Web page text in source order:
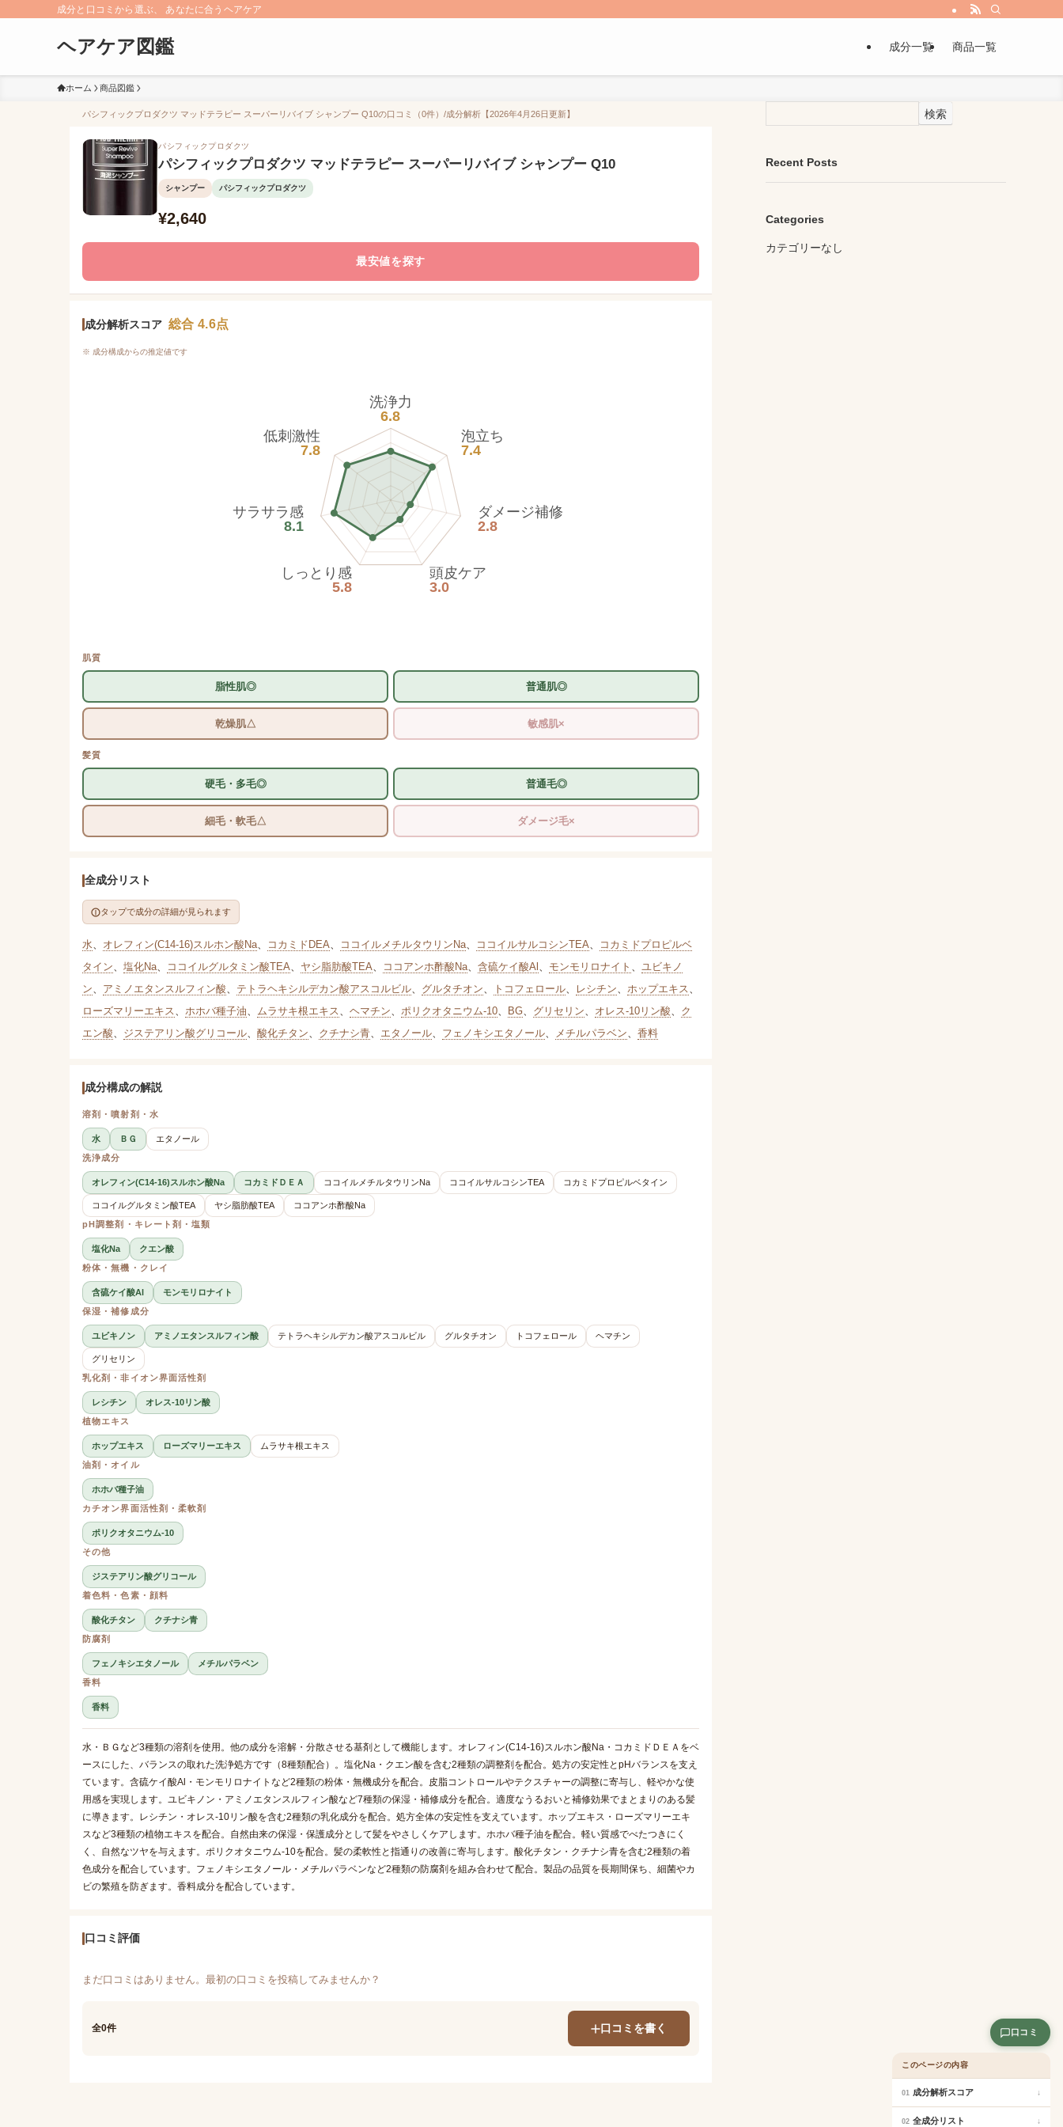
成分と口コミから選ぶ、 あなたに合うヘアケア
ヘアケア図鑑 成分一覧 商品一覧
ホーム 商品図鑑
パシフィックプロダクツ マッドテラピー スーパーリバイブ シャンプー Q10の口コミ（0件）/成分解析【2026年4月26日更新】
パシフィックプロダクツ
パシフィックプロダクツ マッドテラピー スーパーリバイブ シャンプー Q10
シャンプー パシフィックプロダクツ
¥2,640
最安値を探す
成分解析スコア 総合 4.6点
※ 成分構成からの推定値です
洗浄力
6.8
泡立ち
7.4
ダメージ補修
2.8
頭皮ケア
3.0
しっとり感
5.8
サラサラ感
8.1
低刺激性
7.8
肌質
脂性肌◎ 普通肌◎
乾燥肌△ 敏感肌×
髪質
硬毛・多毛◎ 普通毛◎
細毛・軟毛△ ダメージ毛×
全成分リスト
タップで成分の詳細が見られます
水、 オレフィン(C14-16)スルホン酸Na、 コカミドDEA、 ココイルメチルタウリンNa、 ココイルサルコシンTEA、
コカミドプロピルベ
タイン、 塩化Na、 ココイルグルタミン酸TEA、 ヤシ脂肪酸TEA、 ココアンホ酢酸Na、 含硫ケイ酸Al 、 モンモリロナイト 、 ユビキノ
ン、 アミノエタンスルフィン酸、 テトラヘキシルデカン酸アスコルビル、 グルタチオン、 トコフェロール、 レシチン、 ホップエキス、
ローズマリーエキス、 ホホバ種子油、 ムラサキ根エキス、 ヘマチン、 ポリクオタニウム-10、 BG、 グリセリン、 オレス-10リン酸、 ク
エン酸、 ジステアリン酸グリコール、 酸化チタン、 クチナシ青、 エタノール、 フェノキシエタノール、 メチルパラベン、 香料
成分構成の解説
溶剤・噴射剤・水
水 ＢＧ
エタノール
洗浄成分
オレフィン(C14-16)スルホン酸Na コカミドＤＥＡ ココイルメチルタウリンNa ココイルサルコシンTEA コカミドプロピルベタイン
ココイルグルタミン酸TEA ヤシ脂肪酸TEA
ココアンホ酢酸Na
pH調整剤・キレート剤・塩類
塩化Na
クエン酸
粉体・無機・クレイ
含硫ケイ酸Al
モンモリロナイト
保湿・補修成分
ユビキノン アミノエタンスルフィン酸 テトラヘキシルデカン酸アスコルビル グルタチオン トコフェロール ヘマチン
グリセリン
乳化剤・非イオン界面活性剤
レシチン
オレス-10リン酸
植物エキス
ホップエキス ローズマリーエキス
ムラサキ根エキス
油剤・オイル
ホホバ種子油
カチオン界面活性剤・柔軟剤
ポリクオタニウム-10
その他
ジステアリン酸グリコール
着色料・色素・顔料
酸化チタン
クチナシ青
防腐剤
フェノキシエタノール
メチルパラベン
香料
香料
水・ＢＧなど3種類の溶剤を使用。他の成分を溶解・分散させる基剤として機能します。オレフィン(C14-16)スルホン酸Na・コカミドＤＥＡをベ
ースにした、バランスの取れた洗浄処方です（8種類配合）。塩化Na・クエン酸を含む2種類の調整剤を配合。処方の安定性とpHバランスを支え
ています。含硫ケイ酸Al・モンモリロナイトなど2種類の粉体・無機成分を配合。皮脂コントロールやテクスチャーの調整に寄与し、軽やかな使
用感を実現します。ユビキノン・アミノエタンスルフィン酸など7種類の保湿・補修成分を配合。適度なうるおいと補修効果でまとまりのある髪
に導きます。レシチン・オレス-10リン酸を含む2種類の乳化成分を配合。処方全体の安定性を支えています。ホップエキス・ローズマリーエキ
スなど3種類の植物エキスを配合。自然由来の保湿・保護成分として髪をやさしくケアします。ホホバ種子油を配合。軽い質感でべたつきにく
く、自然なツヤを与えます。ポリクオタニウム-10を配合。髪の柔軟性と指通りの改善に寄与します。酸化チタン・クチナシ青を含む2種類の着
色成分を配合しています。フェノキシエタノール・メチルパラベンなど2種類の防腐剤を組み合わせて配合。製品の品質を長期間保ち、細菌やカ
ビの繁殖を防ぎます。香料成分を配合しています。
口コミ評価
まだ口コミはありません。最初の口コミを投稿してみませんか？
全0件 口コミを書く
検索
Recent Posts
Categories
カテゴリーなし
口コミ
このページの内容
01 成分解析スコア ↓
02 全成分リスト ↓